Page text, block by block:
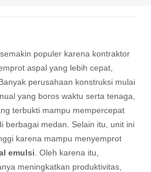
populer karena kontraktor
aspal yang lebih cepat,
perusahaan konstruksi mulai
yang boros waktu serta tenaga,
terbukti mampu mempercepat
berbagai medan. Selain itu, unit ini
karena mampu menyemprot
emulsi . Oleh karena itu,
meningkatkan produktivitas,